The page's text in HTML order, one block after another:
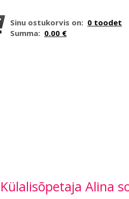
Sinu ostukorvis on: 0 toodet
Summa: 0.00 €
Külalisõpetaja Alina